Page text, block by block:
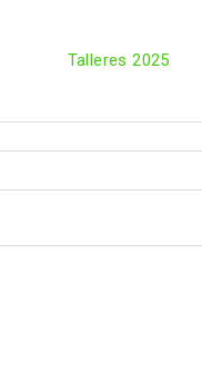
Talleres 2025